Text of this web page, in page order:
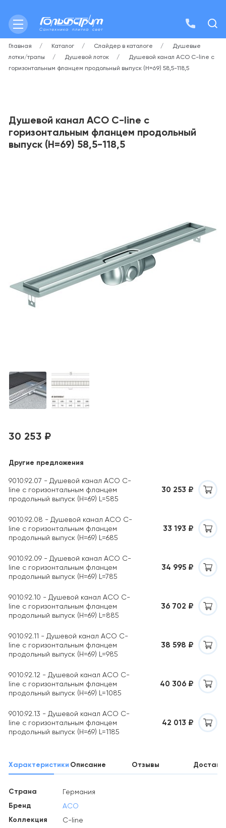
Главная Каталог Слайдер в каталоге
Душевые
лотки/трапы
Душевой лоток
Душевой канал ACO C-line с
горизонтальным фланцем продольный выпуск (H=69) 58,5-118,5
Душевой канал ACO C-line с
горизонтальным фланцем продольный
выпуск (H=69) 58,5-118,5
30 253 ₽
Другие предложения
9010.92.07 - Душевой канал ACO C-
line с горизонтальным фланцем
продольный выпуск (H=69) L=585
30 253 ₽
9010.92.08 - Душевой канал ACO C-
line с горизонтальным фланцем
продольный выпуск (H=69) L=685
33 193 ₽
9010.92.09 - Душевой канал ACO C-
line с горизонтальным фланцем
продольный выпуск (H=69) L=785
34 995 ₽
9010.92.10 - Душевой канал ACO C-
line с горизонтальным фланцем
продольный выпуск (H=69) L=885
36 702 ₽
9010.92.11 - Душевой канал ACO C-
line с горизонтальным фланцем
продольный выпуск (H=69) L=985
38 598 ₽
9010.92.12 - Душевой канал ACO C-
line с горизонтальным фланцем
продольный выпуск (H=69) L=1085
40 306 ₽
9010.92.13 - Душевой канал ACO C-
line с горизонтальным фланцем
продольный выпуск (H=69) L=1185
42 013 ₽
Характеристики Описание Отзывы
Страна Германия
Бренд ACO
Коллекция C-line